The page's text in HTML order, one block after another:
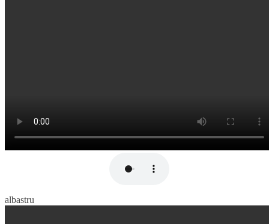
albastru